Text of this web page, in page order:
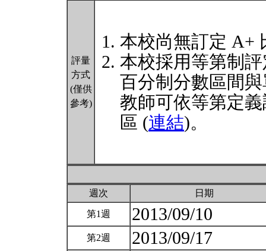
評量
方式
(僅供
參考)
本校尚無訂定 A+
本校採用等第制
百分制分數區間
教師可依等第定
區 (連結)。
週次 日期
第1週 2013/09/10
第2週 2013/09/17